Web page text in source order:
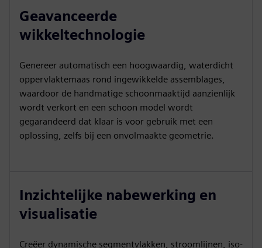
Geavanceerde
wikkeltechnologie
Genereer automatisch een hoogwaardig, waterdicht
oppervlaktemaas rond ingewikkelde assemblages,
waardoor de handmatige schoonmaaktijd aanzienlijk
wordt verkort en een schoon model wordt
gegarandeerd dat klaar is voor gebruik met een
oplossing, zelfs bij een onvolmaakte geometrie.
Inzichtelijke nabewerking en
visualisatie
Creëer dynamische segmentvlakken, stroomlijnen, iso-